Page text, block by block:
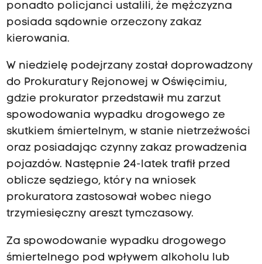
ponadto policjanci ustalili, że mężczyzna
posiada sądownie orzeczony zakaz
kierowania.
W niedzielę podejrzany został doprowadzony
do Prokuratury Rejonowej w Oświęcimiu,
gdzie prokurator przedstawił mu zarzut
spowodowania wypadku drogowego ze
skutkiem śmiertelnym, w stanie nietrzeźwości
oraz posiadając czynny zakaz prowadzenia
pojazdów. Następnie 24-latek trafił przed
oblicze sędziego, który na wniosek
prokuratora zastosował wobec niego
trzymiesięczny areszt tymczasowy.
Za spowodowanie wypadku drogowego
śmiertelnego pod wpływem alkoholu lub